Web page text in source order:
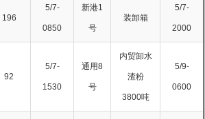
196
5/7-
0850
新港1
号
装卸箱
5/7-
2000
92
5/7-
1530
通用8
号
内贸卸水
渣粉
3800吨
5/9-
0600